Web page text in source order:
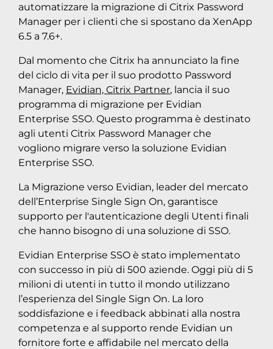
automatizzare la migrazione di Citrix Password
Manager per i clienti che si spostano da XenApp
6.5 a 7.6+.
Dal momento che Citrix ha annunciato la fine
del ciclo di vita per il suo prodotto Password
Manager, Evidian, Citrix Partner, lancia il suo
programma di migrazione per Evidian
Enterprise SSO. Questo programma è destinato
agli utenti Citrix Password Manager che
vogliono migrare verso la soluzione Evidian
Enterprise SSO.
La Migrazione verso Evidian, leader del mercato
dell’Enterprise Single Sign On, garantisce
supporto per l'autenticazione degli Utenti finali
che hanno bisogno di una soluzione di SSO.
Evidian Enterprise SSO è stato implementato
con successo in più di 500 aziende. Oggi più di 5
milioni di utenti in tutto il mondo utilizzano
l’esperienza del Single Sign On. La loro
soddisfazione e i feedback abbinati alla nostra
competenza e al supporto rende Evidian un
fornitore forte e affidabile nel mercato della